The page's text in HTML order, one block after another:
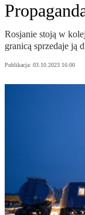
Rosjanie stoją w
granicą sprzedaje ją
Publikacja: 03.10.2023 16:00